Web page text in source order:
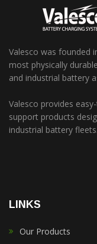
Valesco was founded
most physically
and industrial battery
Valesco provides
support products
industrial battery fleets.
LINKS
Our Products